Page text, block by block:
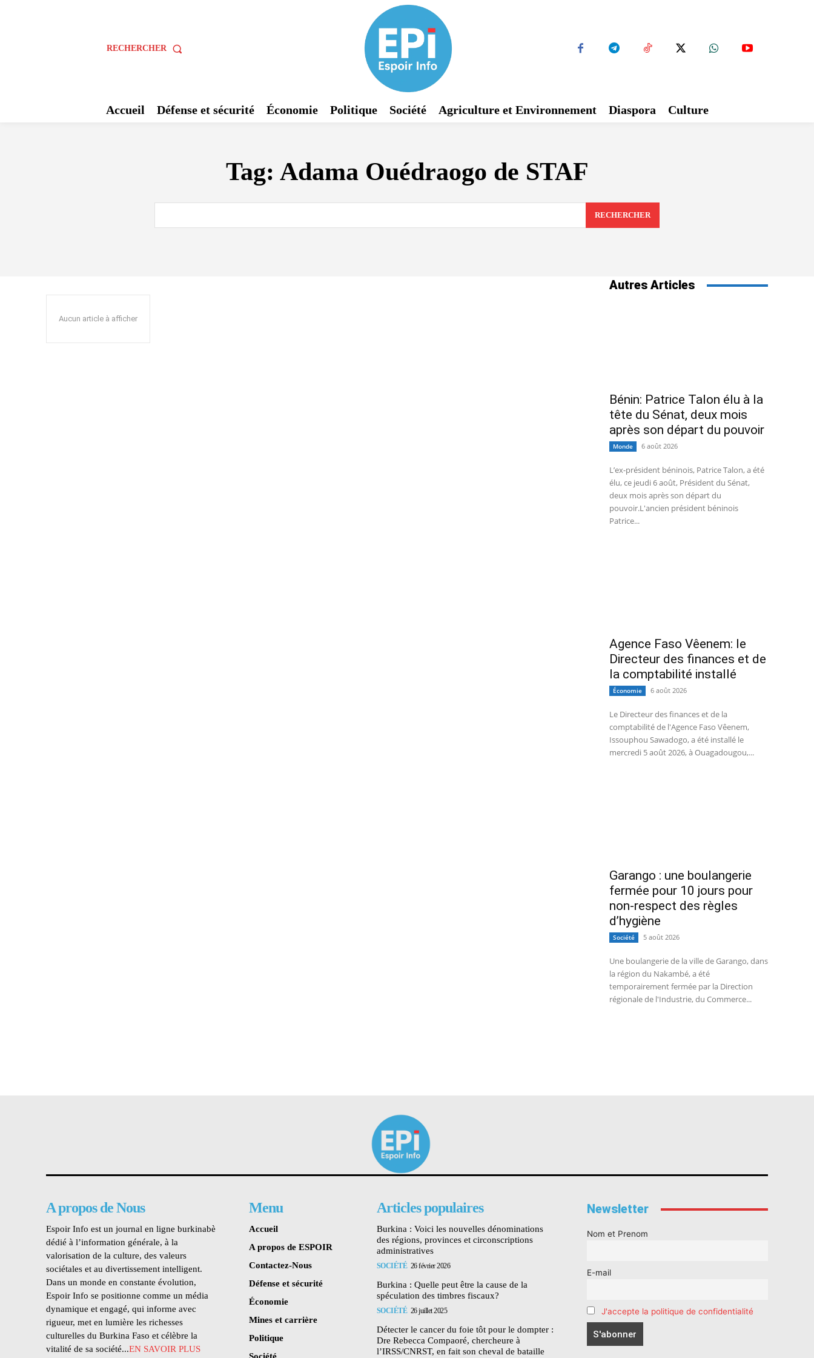
RECHERCHER
Accueil Défense et sécurité Économie Politique Société Agriculture et Environnement Diaspora Culture
Tag: Adama Ouédraogo de STAF
RECHERCHER
Aucun article à afficher
Autres Articles
Bénin: Patrice Talon élu à la
tête du Sénat, deux mois
après son départ du pouvoir
Monde 6 août 2026
L’ex-président béninois, Patrice Talon, a été
élu, ce jeudi 6 août, Président du Sénat,
deux mois après son départ du
pouvoir.L'ancien président béninois
Patrice...
Agence Faso Vêenem: le
Directeur des finances et de
la comptabilité installé
Économie 6 août 2026
Le Directeur des finances et de la
comptabilité de l'Agence Faso Vêenem,
Issouphou Sawadogo, a été installé le
mercredi 5 août 2026, à Ouagadougou,...
Garango : une boulangerie
fermée pour 10 jours pour
non-respect des règles
d’hygiène
Société 5 août 2026
Une boulangerie de la ville de Garango, dans
la région du Nakambé, a été
temporairement fermée par la Direction
régionale de l'Industrie, du Commerce...
A propos de Nous
Espoir Info est un journal en ligne burkinabè
dédié à l’information générale, à la
valorisation de la culture, des valeurs
sociétales et au divertissement intelligent.
Dans un monde en constante évolution,
Espoir Info se positionne comme un média
dynamique et engagé, qui informe avec
rigueur, met en lumière les richesses
culturelles du Burkina Faso et célèbre la
vitalité de sa société...EN SAVOIR PLUS
Menu
Accueil
A propos de ESPOIR
Contactez-Nous
Défense et sécurité
Économie
Mines et carrière
Politique
Articles populaires
Burkina : Voici les nouvelles dénominations
des régions, provinces et circonscriptions
administratives
SOCIÉTÉ 26 février 2026
Burkina : Quelle peut être la cause de la
spéculation des timbres fiscaux?
SOCIÉTÉ 26 juillet 2025
Détecter le cancer du foie tôt pour le dompter :
Dre Rebecca Compaoré, chercheure à
l’IRSS/CNRST, en fait son cheval de bataille
Newsletter
Nom et Prenom
E-mail
J'accepte la politique de confidentialité